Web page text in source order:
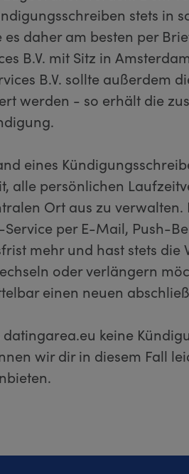
stets in
daher am besten per
B.V. mit Sitz in
B.V. sollte außerdem
werden - so erhält die
eines
alle persönlichen
Ort aus zu verwalten.
per E-Mail, Push-
mehr und hast stets die
oder verlängern
einen neuen
keine
wir dir in diesem Fall